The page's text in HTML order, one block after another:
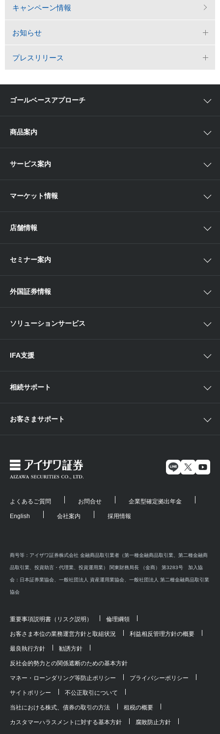
キャンペーン情報
お知らせ
プレスリリース
ゴールベースアプローチ
αポート
商品案内
欧米株
ETF・ETN・REIT
ラップサービス
新商品情報
サービス案内
取引ツール
各種お手続き
便利なサービス
当社サービスのご利用にあたって
マーケット情報
店舗情報
近畿
セミナー案内
外国証券情報
ソリューションサービス
IFA支援
相続サポート
お客さまサポート
よくあるご質問 お問合せ 企業型確定拠出年金
English 会社案内 採用情報
商号等：アイザワ証券株式会社 金融商品取引業者（第一種金融商品取引業、第二種金融商
品取引業、投資助言・代理業、投資運用業） 関東財務局長 （金商） 第3283号 加入協
会：日本証券業協会、一般社団法人 資産運用業協会、一般社団法人 第二種金融商品取引業
協会
重要事項説明書（リスク説明） 倫理綱領
お客さま本位の業務運営方針と取組状況 利益相反管理方針の概要
最良執行方針 勧誘方針
反社会的勢力との関係遮断のための基本方針
マネー・ローンダリング等防止ポリシー プライバシーポリシー
サイトポリシー 不公正取引について
当社における株式、債券の取引の方法 租税の概要
カスタマーハラスメントに対する基本方針 腐敗防止方針